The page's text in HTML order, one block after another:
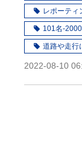
レポーティ
101名-
道路や走行
2022-08-10